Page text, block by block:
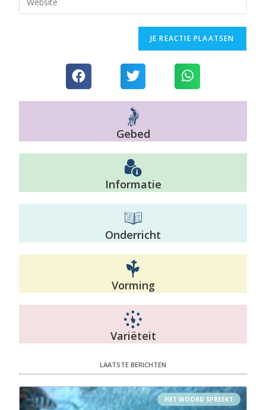
Gebed
Informatie
Onderricht
Vorming
Variëteit
LAATSTE BERICHTEN
HET WOORD SPREEKT